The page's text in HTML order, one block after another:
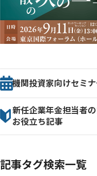
機関投資家向けセミ
新任企業年金担当者
お役立ち記事
記事タグ検索一覧